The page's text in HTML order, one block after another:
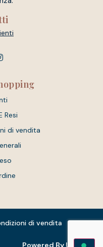
Resi
di vendita
di vendita
Powered By Unique